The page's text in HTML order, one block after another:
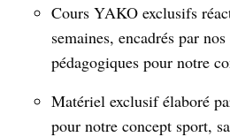
Cours YAKO exclusifs
semaines, encadrés par
pédagogiques pour notre
Matériel exclusif élaboré
pour notre concept sport,